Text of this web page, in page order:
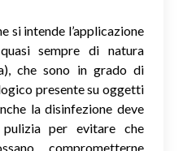
si intende l’applicazione
sempre di natura
che sono in grado di
presente su oggetti
la disinfezione deve
per evitare che
comprometterne